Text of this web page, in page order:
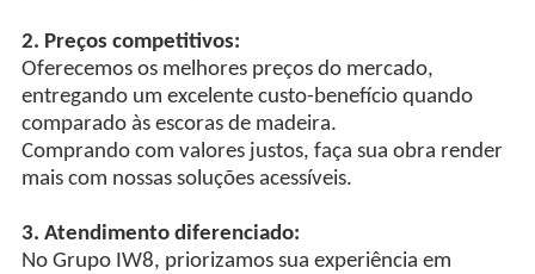
2. Preços competitivos:
Oferecemos os melhores preços do mercado,
entregando um excelente custo-benefício quando
comparado às escoras de madeira.
Comprando com valores justos, faça sua obra render
mais com nossas soluções acessíveis.
3. Atendimento diferenciado:
No Grupo IW8, priorizamos sua experiência em